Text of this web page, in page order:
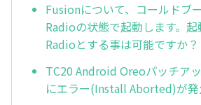
Fusionについて、コールドブ
Radioの状態で起動します。
Radioとする事は可能ですか？
TC20 Android Oreoパッチア
にエラー(Install Aborted)が発